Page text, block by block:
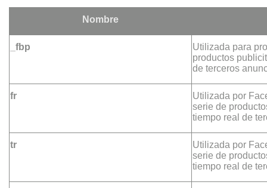
Nombre
_fbp
Utilizada para
productos
de terceros
fr
Utilizada por
serie de
tiempo real de
tr
Utilizada por
serie de
tiempo real de